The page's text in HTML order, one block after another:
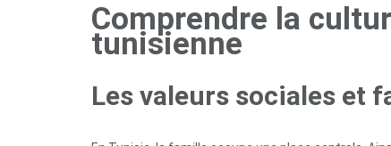
Comprendre la
tunisienne
Les valeurs sociales et